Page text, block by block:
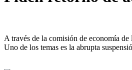
A través de la comisión de economía
Uno de los temas es la abrupta